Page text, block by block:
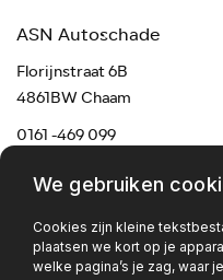
ASN Autoschade
Florijnstraat 6B
4861BW Chaam
0161 -469 099
chaam@asnmail.nl
We gebruiken
Cookies zijn kleine
plaatsen we kort op je
welke pagina’s je zag, waar